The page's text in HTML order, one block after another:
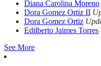
Diana Carolina Moreno
Dora Gomez Ortiz II
Dora Gomez Ortiz
Edilberto Jaimes Torres
See More